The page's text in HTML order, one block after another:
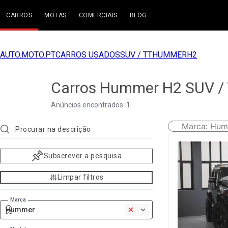
CARROS MOTAS COMERCIAIS BLOG
AUTO.MOTO.PTCARROS USADOSSUV / TTHUMMERH2
Carros Hummer H2 SUV /
Anúncios encontrados: 1
Subscrever a pesquisa
Limpar filtros
Marca
Hummer
Marca: